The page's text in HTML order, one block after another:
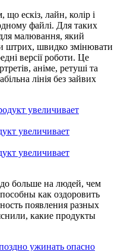
ескіз, лайн, колір і
файлі. Для таких
малювання, який
штрих, швидко змінювати
версії роботи. Це
аніме, ретуші та
лінія без зайвих
увеличивает
увеличивает
больше на людей, чем
как оздоровить
появления разных
какие продукты